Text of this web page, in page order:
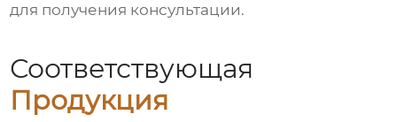
для получения консультации.
Соответствующая
Продукция